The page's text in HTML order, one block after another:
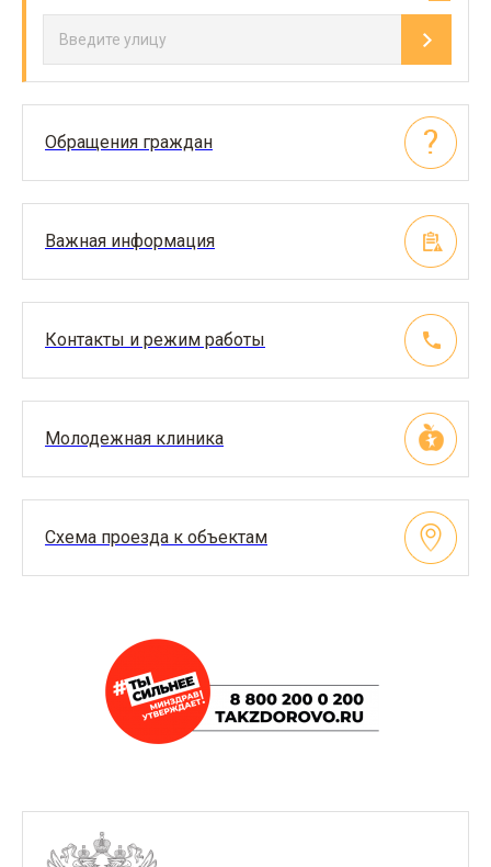
Обращения граждан
Важная информация
Контакты и режим работы
Молодежная клиника
Схема проезда к объектам